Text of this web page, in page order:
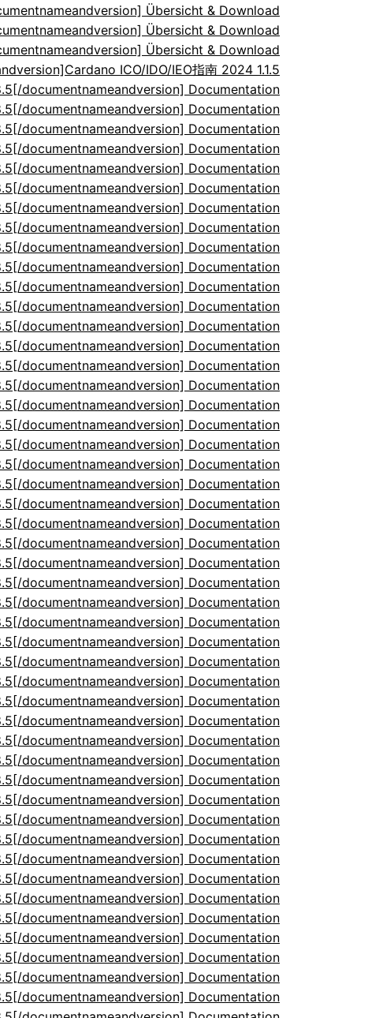
Übersicht & Download
Übersicht & Download
Übersicht & Download
ICO/IDO/IEO指南 2024 1.1.5
documentnameandversion] Documentation
documentnameandversion] Documentation
documentnameandversion] Documentation
documentnameandversion] Documentation
documentnameandversion] Documentation
documentnameandversion] Documentation
documentnameandversion] Documentation
documentnameandversion] Documentation
documentnameandversion] Documentation
documentnameandversion] Documentation
documentnameandversion] Documentation
documentnameandversion] Documentation
documentnameandversion] Documentation
documentnameandversion] Documentation
documentnameandversion] Documentation
documentnameandversion] Documentation
documentnameandversion] Documentation
documentnameandversion] Documentation
documentnameandversion] Documentation
documentnameandversion] Documentation
documentnameandversion] Documentation
documentnameandversion] Documentation
documentnameandversion] Documentation
documentnameandversion] Documentation
documentnameandversion] Documentation
documentnameandversion] Documentation
documentnameandversion] Documentation
documentnameandversion] Documentation
documentnameandversion] Documentation
documentnameandversion] Documentation
documentnameandversion] Documentation
documentnameandversion] Documentation
documentnameandversion] Documentation
documentnameandversion] Documentation
documentnameandversion] Documentation
documentnameandversion] Documentation
documentnameandversion] Documentation
documentnameandversion] Documentation
documentnameandversion] Documentation
documentnameandversion] Documentation
documentnameandversion] Documentation
documentnameandversion] Documentation
documentnameandversion] Documentation
documentnameandversion] Documentation
documentnameandversion] Documentation
documentnameandversion] Documentation
documentnameandversion] Documentation